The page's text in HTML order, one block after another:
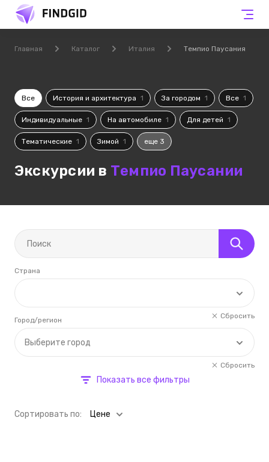
Главная Каталог Италия Темпио Паусания
Все История и архитектура 1 За городом 1 Все 1
Индивидуальные 1 На автомобиле 1 Для детей 1
Тематические 1 Зимой 1 еще 3
Экскурсии в Темпио Паусании
Страна
Сбросить
Выберите город
Город/регион
Сбросить
Показать все фильтры
Cортировать по: Цене